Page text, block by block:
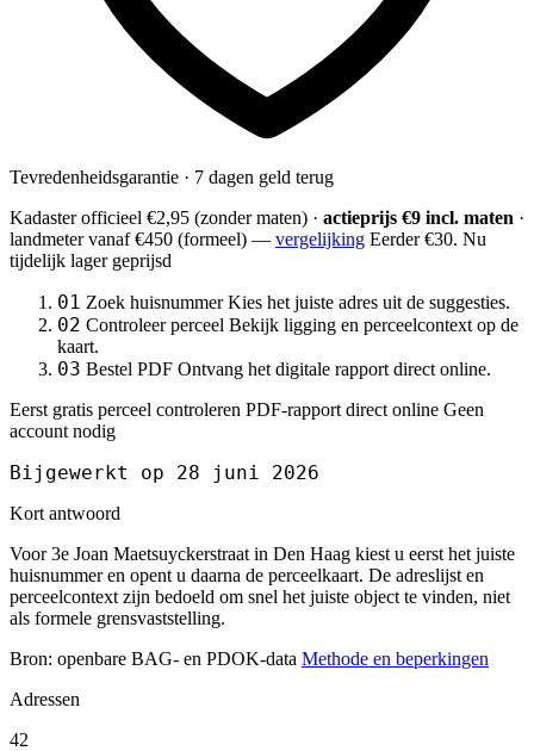
Tevredenheidsgarantie · 7 dagen geld terug
Kadaster officieel €2,95 (zonder maten) · actieprijs €9 incl. maten ·
landmetervanaf €450 (formeel) — vergelijking Eerder €30. Nu
tijdelijk lager geprijsd
01 Zoek huisnummer Kies het juiste adres uit de suggesties.
02 Controleer perceel Bekijk ligging en perceelcontext op de
kaart.
03 Bestel PDF Ontvang het digitale rapport direct online.
Eerst gratis perceel controleren PDF-rapport direct online Geen
account nodig
Bijgewerkt op 28 juni 2026
Kort antwoord
Voor 3e Joan Maetsuyckerstraat in Den Haag kiest u eerst het juiste
huisnummer en opent u daarna de perceelkaart. De adreslijst en
perceelcontext zijn bedoeld om snel het juiste object te vinden, niet
als formele grensvaststelling.
Bron: openbare BAG- en PDOK-data Methode en beperkingen
Adressen
42